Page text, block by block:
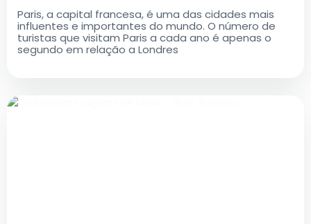
Paris, a capital francesa, é uma das cidades mais
influentes e importantes do mundo. O número de
turistas que visitam Paris a cada ano é apenas o
segundo em relação a Londres